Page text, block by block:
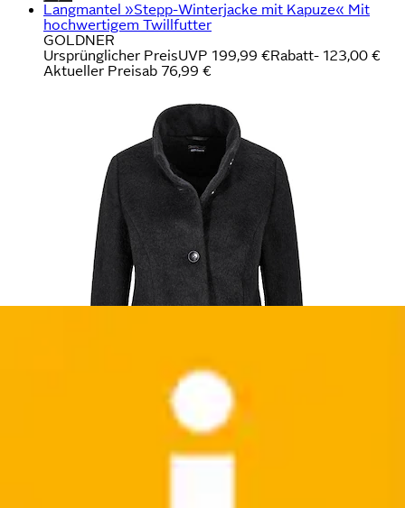
Langmantel »Stepp-Winterjacke mit Kapuze« Mit
hochwertigem Twillfutter
GOLDNER
Ursprünglicher PreisUVP 199,99 €Rabatt- 123,00 €
Aktueller Preisab 76,99 €